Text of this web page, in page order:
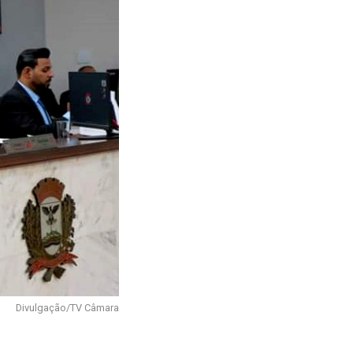
Divulgação/TV Câmara